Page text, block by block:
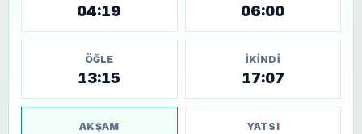
04:19 06:00
ÖĞLE
13:15
İKINDI
17:07
AKŞAM YATSI